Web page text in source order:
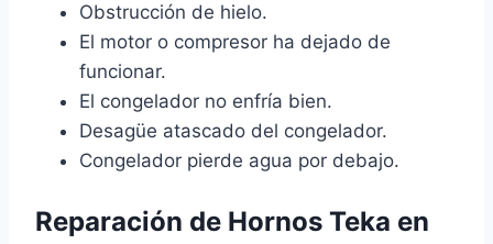
Obstrucción de hielo.
El motor o compresor ha dejado de
funcionar.
El congelador no enfría bien.
Desagüe atascado del congelador.
Congelador pierde agua por debajo.
Reparación de Hornos Teka en